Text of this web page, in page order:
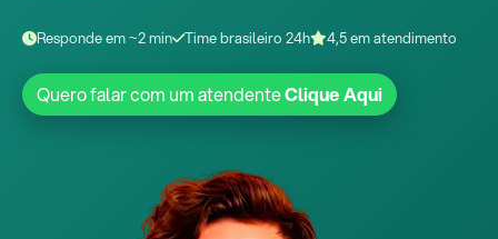
Responde em ~2 min Time brasileiro 24h 4,5 em atendimento
Quero falar com um atendenteClique Aqui